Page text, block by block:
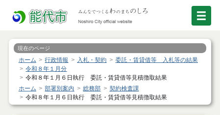
現在のページ
ホーム 行政情報 入札・契約
委託・賃貸借等 入札等の結果
令和８年１月分
令和８年１月６日執行 委託・賃貸借等見積徴取結果
ホーム
部署別案内 総務部
契約検査課
令和８年１月６日執行 委託・賃貸借等見積徴取結果